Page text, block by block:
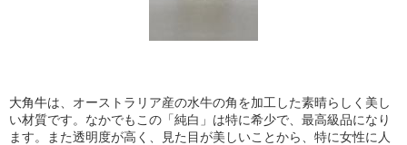
大角牛は、オーストラリア産の水牛の角を加工した素晴らしく美し
い材質です。なかでもこの「純白」は特に希少で、最高級品になり
ます。また透明度が高く、見た目が美しいことから、特に女性に人